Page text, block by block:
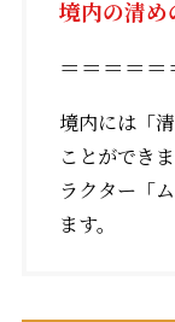
境内の清
＝＝＝＝
境内には「
ことができ
ラクター「
ます。